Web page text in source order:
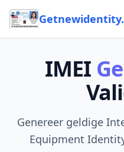
IMEI
Genereer geldige
Equipment